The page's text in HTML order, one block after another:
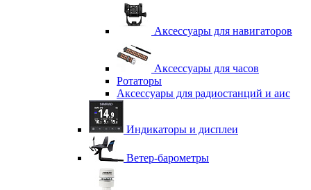
Аксессуары для навигаторов
Аксессуары для часов
Ротаторы
Аксессуары для радиостанций и аис
Индикаторы и дисплеи
Ветер-барометры